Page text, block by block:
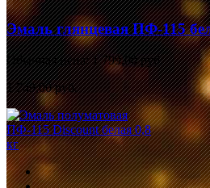
Эмаль глянцевая ПФ-115
Обычная цена: 1 799,00 руб.
1 749,00 руб.